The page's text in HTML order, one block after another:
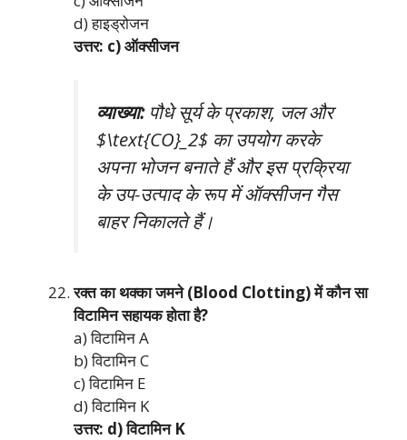
d) हाइड्रोजन
उत्तर: c) ऑक्सीजन
व्याख्या:पौधे सूर्य के प्रकाश, जल और
$\text{CO}_2$ का उपयोग करके
अपना भोजन बनाते हैं और इस प्रक्रिया
के उप-उत्पाद के रूप में ऑक्सीजन गैस
बाहर निकालते हैं।
रक्त का थक्का जमने (Blood Clotting) में कौन सा
विटामिन सहायक होता है?
a) विटामिन A
b) विटामिन C
c) विटामिन E
d) विटामिन K
उत्तर: d) विटामिन K